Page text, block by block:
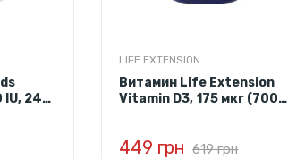
IU, 240
LIFE EXTENSION
Витамин Life Extension
Vitamin D3, 175 мкг (7000
449 грн 619 грн